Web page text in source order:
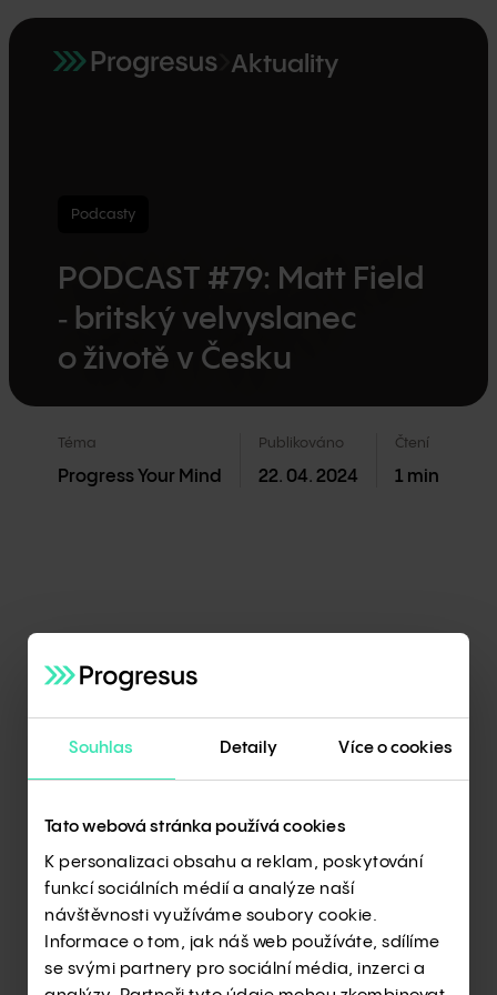
Souhlas Detaily Více o cookies
Tato webová stránka používá cookies
K personalizaci obsahu a reklam, poskytování
funkcí sociálních médií a analýze naší
návštěvnosti využíváme soubory cookie.
Informace o tom, jak náš web používáte, sdílíme
se svými partnery pro sociální média, inzerci a
Aktuality
Podcasty
PODCAST #79: Matt Field
‑ britský velvyslanec
o životě v Česku
Téma
Progress Your Mind
Publikováno
22. 04. 2024
Čtení
1 min
Většinu svého kariérního života prožil za
hranicemi Spojeného království a jeho
nadřízeným je tamní předseda vlády. Jaký
je život oblíbeného diplomata cestujícího po
cizích zemích a jak konkrétně se mu líbí
vodu? Odpovědi nejen na tyto otázky pro
vás zjišťoval moderátor Michael Rozsypal.